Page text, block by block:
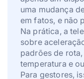
uma mudança
em fatos, e não
Na prática, a
sobre
padrões de
temperatura e
Para gestores,